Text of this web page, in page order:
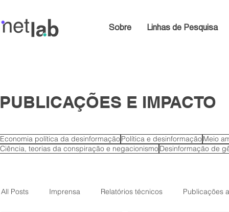
Sobre Linhas de Pesquisa
PUBLICAÇÕES E IMPACTO
Economia política da desinformaçãoPolítica e desinformaçãoMeio
Ciência, teorias da conspiração e negacionismoDesinformação de
All Posts Imprensa Relatórios técnicos Publicações